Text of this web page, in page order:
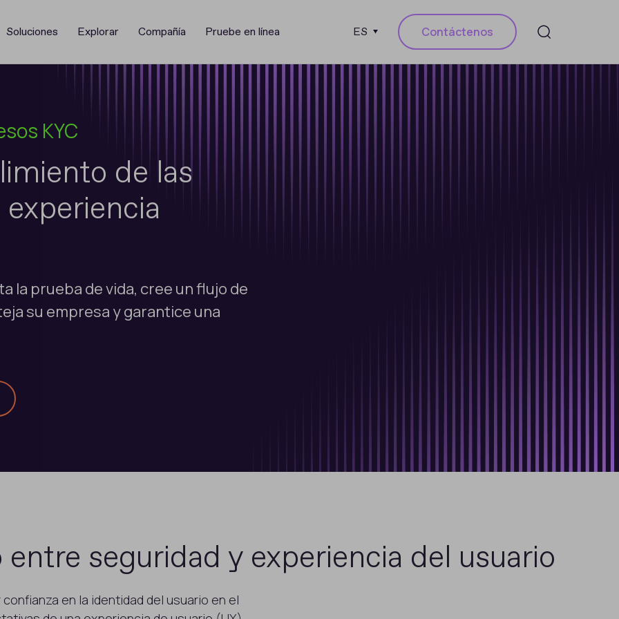
Soluciones Explorar Compañía Pruebe en línea ES Contáctenos
KYC
de las
la prueba de vida, cree un flujo de
su empresa y garantice una
entre seguridad y experiencia del usuario
en la identidad del usuario en el